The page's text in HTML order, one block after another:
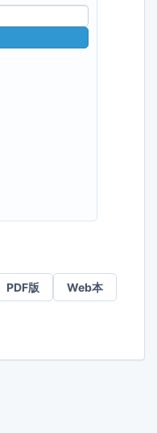
PDF版 Web本